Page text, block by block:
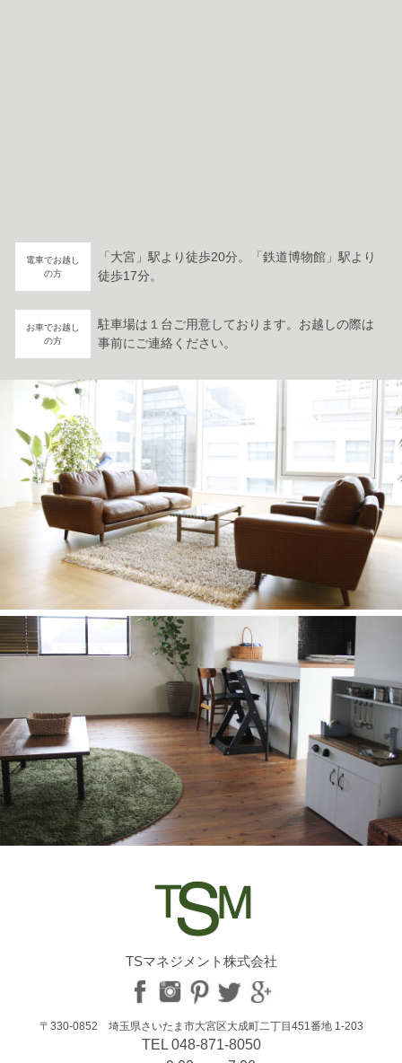
電車でお越し
の方
「大宮」駅より徒歩20分。「鉄道博物館」駅より
徒歩17分。
お車でお越し
の方
駐車場は１台ご用意しております。お越しの際は
事前にご連絡ください。
TSマネジメント株式会社
〒330-0852 埼玉県さいたま市大宮区大成町二丁目451番地 1-203
TEL 048-871-8050